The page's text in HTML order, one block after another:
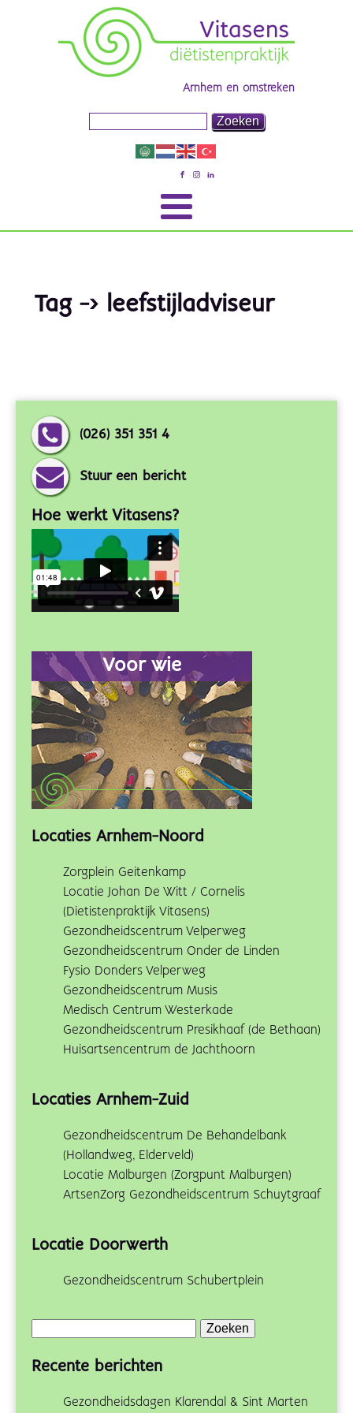
Arnhem en omstreken
Tag -> leefstijladviseur
(026) 351 351 4
Stuur een bericht
Hoe werkt Vitasens?
Voor wie
Locaties Arnhem-Noord
Zorgplein Geitenkamp
Locatie Johan De Witt / Cornelis
(Dietistenpraktijk Vitasens)
Gezondheidscentrum Velperweg
Gezondheidscentrum Onder de Linden
Fysio Donders Velperweg
Gezondheidscentrum Musis
Medisch Centrum Westerkade
Gezondheidscentrum Presikhaaf (de Bethaan)
Huisartsencentrum de Jachthoorn
Locaties Arnhem-Zuid
Gezondheidscentrum De Behandelbank
(Hollandweg, Elderveld)
Locatie Malburgen (Zorgpunt Malburgen)
ArtsenZorg Gezondheidscentrum Schuytgraaf
Locatie Doorwerth
Gezondheidscentrum Schubertplein
Recente berichten
Gezondheidsdagen Klarendal & Sint Marten